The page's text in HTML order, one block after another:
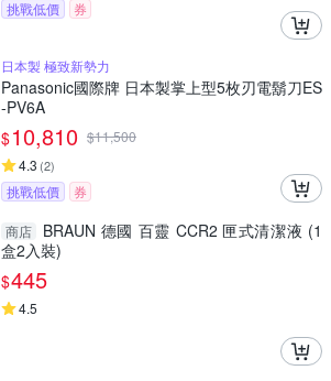
挑戰低價 券
日本製 極致新勢力
Panasonic國際牌 日本製掌上型5枚刃電鬍刀ES
-PV6A
$10,810 $11,500
4.3 (2)
挑戰低價 券
商店
BRAUN 德國 百靈 CCR2 匣式清潔液 (1
盒2入裝)
$445
4.5